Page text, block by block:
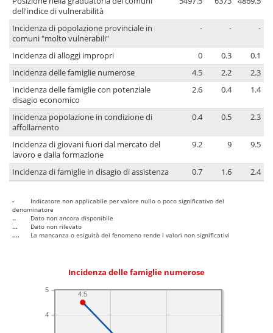
dell'indice di vulnerabilità
Incidenza di popolazione provinciale in
comuni "molto vulnerabili"
- - -
Incidenza di alloggi impropri 0 0.3
0.1
Incidenza delle famiglie numerose
4.5 2.2
2.3
Incidenza delle famiglie con potenziale
disagio economico
2.6 0.4 1.4
Incidenza popolazione in condizione di
affollamento
0.4 0.5 2.3
Incidenza di giovani fuori dal mercato del
lavoro e dalla formazione
9.2 9 9.5
Incidenza di famiglie in disagio di assistenza 0.7 1.6 2.4
-
Indicatore non applicabile per valore nullo o poco significativo del
denominatore
..
Dato non ancora disponibile
...
Dato non rilevato
....
La mancanza o esiguità del fenomeno rende i valori non significativi
Incidenza delle famiglie numerose
4
5
4.5